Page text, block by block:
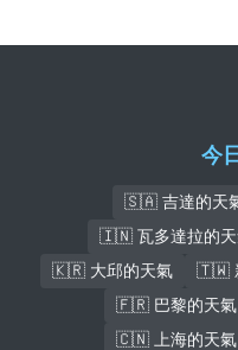
今
🇸🇦 吉達的天
🇮🇳 瓦多達拉的
🇰🇷 大邱的天氣
🇹🇼
🇫🇷 巴黎的天氣
🇨🇳 上海的天氣